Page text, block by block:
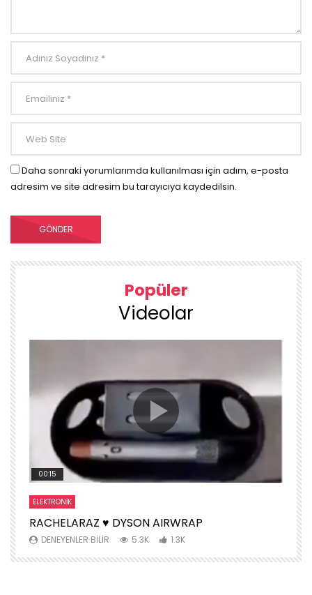
Daha sonraki yorumlarımda kullanılması için adım, e-posta
adresim ve site adresim bu tarayıcıya kaydedilsin.
Popüler
Videolar
00:15
ELEKTRONIK
RACHELARAZ ♥️ DYSON AIRWRAP
DENEYENLER BILIR 5.3K 1.3K